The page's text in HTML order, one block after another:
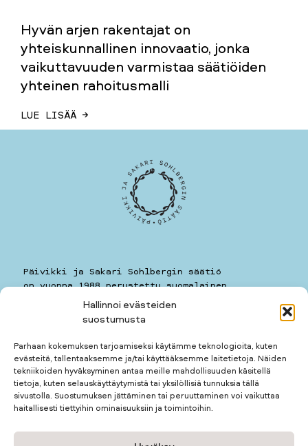
Hallinnoi evästeiden
suostumusta
Parhaan kokemuksen tarjoamiseksi käytämme teknologioita, kuten
evästeitä, tallentaaksemme ja/tai käyttääksemme laitetietoja. Näiden
tekniikoiden hyväksyminen antaa meille mahdollisuuden käsitellä
tietoja, kuten selauskäyttäytymistä tai yksilöllisiä tunnuksia tällä
sivustolla. Suostumuksen jättäminen tai peruuttaminen voi vaikuttaa
haitallisesti tiettyihin ominaisuuksiin ja toimintoihin.
Hyvän arjen rakentajat on
yhteiskunnallinen innovaatio, jonka
vaikuttavuuden varmistaa säätiöiden
yhteinen rahoitusmalli
LUE LISÄÄ →
Päivikki ja Sakari Sohlbergin säätiö
on vuonna 1988 perustettu suomalainen
yleishyödyllinen säätiö.
Kauppiaankatu 11 A 7
00160 HELSINKI
puhelin: 050 5781259
kotimuseon puhelin: 050 3677123
Apurahan hakijalle